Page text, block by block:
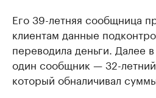
Его 39-летняя сообщница
клиентам данные
переводила деньги. Далее
один сообщник — 32-
который обналичивал